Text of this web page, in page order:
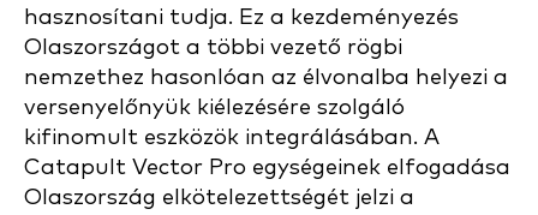
hasznosítani tudja. Ez a kezdeményezés
Olaszországot a többi vezető rögbi
nemzethez hasonlóan az élvonalba helyezi a
versenyelőnyük kiélezésére szolgáló
kifinomult eszközök integrálásában. A
Catapult Vector Pro egységeinek elfogadása
Olaszország elkötelezettségét jelzi a